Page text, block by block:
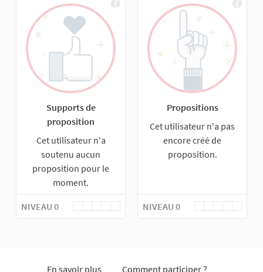
Supports de
proposition
Cet utilisateur n'a
soutenu aucun
proposition pour le
moment.
NIVEAU 0
Propositions
Cet utilisateur n'a pas
encore créé de
proposition.
NIVEAU 0
En savoir plus Comment participer ?